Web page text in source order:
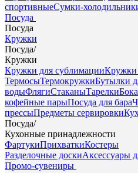
спортивныеСумки-
Посуда
Посуда
Кружки
Посуда/
Кружки
Кружки для сублимацииКружки
ТермосыТермокружкиБутылки
водыФлягиСтаканыТарелки
кофейные парыПосуда для бара
прессыПредметы сервировки
Посуда/
Кухонные принадлежности
ФартукиПрихваткиКостеры
Разделочные доскиАксессуары
Промо-сувениры